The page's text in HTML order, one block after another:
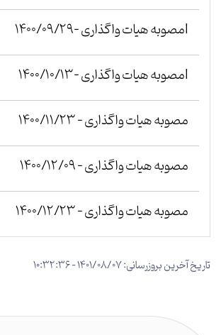
lمصوبه هیات واگذاری -1400/09/29
lمصوبه هیات واگذاری -1400/10/13
مصوبه هیات واگذاری - 1400/11/23
مصوبه هیات واگذاری - 1400/12/09
مصوبه هیات واگذاری - 1400/12/23
تاریخ آخرین بروزرسانی: 1401/08/07 - 10:32:36